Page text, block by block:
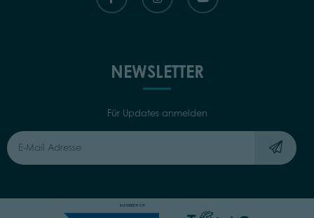
NEWSLETTER
Für Updates anmelden